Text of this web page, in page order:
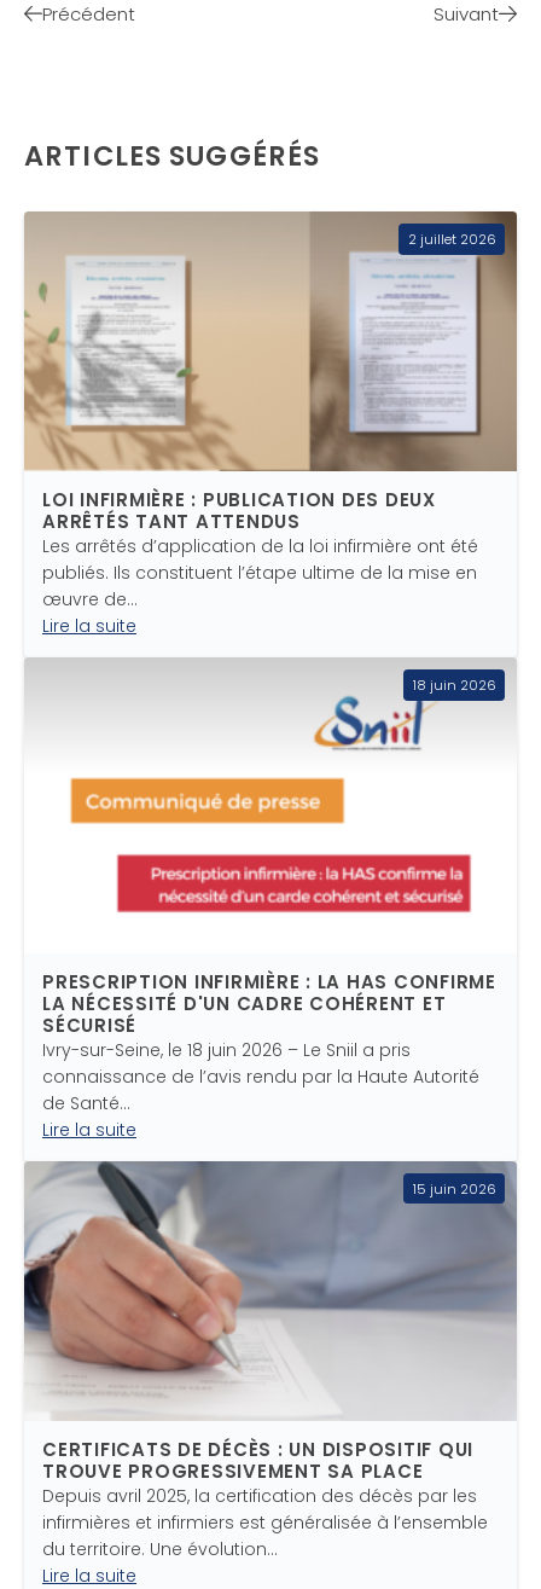
Précédent Suivant
ARTICLES SUGGÉRÉS
2 juillet 2026
LOI INFIRMIÈRE : PUBLICATION DES DEUX
ARRÊTÉS TANT ATTENDUS
Les arrêtés d’application de la loi infirmière ont été
publiés. Ils constituent l’étape ultime de la mise en
œuvre de…
Lire la suite
18 juin 2026
PRESCRIPTION INFIRMIÈRE : LA HAS CONFIRME
LA NÉCESSITÉ D'UN CADRE COHÉRENT ET
SÉCURISÉ
Ivry-sur-Seine, le 18 juin 2026 – Le Sniil a pris
connaissance de l’avis rendu par la Haute Autorité
de Santé…
Lire la suite
15 juin 2026
CERTIFICATS DE DÉCÈS : UN DISPOSITIF QUI
TROUVE PROGRESSIVEMENT SA PLACE
Depuis avril 2025, la certification des décès par les
infirmières et infirmiers est généralisée à l’ensemble
du territoire. Une évolution…
Lire la suite